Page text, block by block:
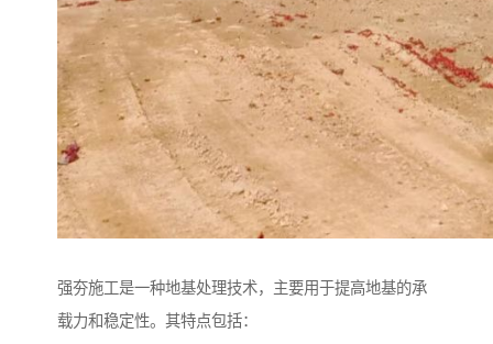
强夯施工是一种地基处理技术，主要用于提高地基的承
载力和稳定性。其特点包括：